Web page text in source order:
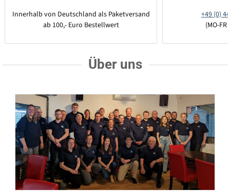
Innerhalb von Deutschland als Paketversand
ab 100,- Euro Bestellwert
+49 (0)
(MO-
Über uns